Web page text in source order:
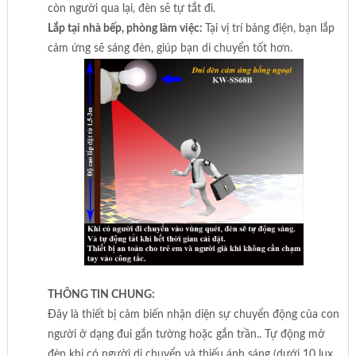
còn người qua lại, đèn sẽ tự tắt đi.
Lắp tại nhà bếp, phòng làm việc:
Tại vị trí bảng điện, bạn lắp
cảm ứng sẽ sáng đèn, giúp bạn di chuyển tốt hơn.
THÔNG TIN CHUNG:
Đây là thiết bị cảm biến nhận diện sự chuyển động của con
người ở dạng đui gắn tường hoặc gắn trần.. Tự động mở